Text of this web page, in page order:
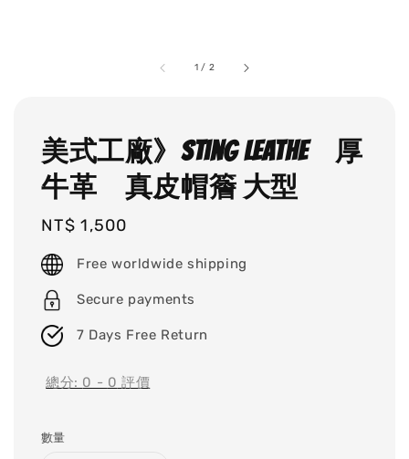
1 / 2
美式工廠》Sting Leathe 厚
牛革 真皮帽簷 大型
Regular
price
NT$ 1,500
Free worldwide shipping
Secure payments
7 Days Free Return
總分: 0 - 0 評價
數量